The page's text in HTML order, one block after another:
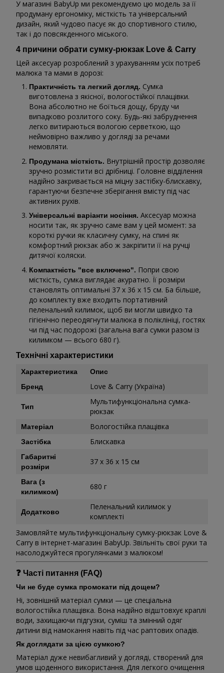
У магазині BabyUp ми рекомендуємо цю модель за її
продуману ергономіку, місткість та універсальний
дизайн, який чудово пасує як до спортивного стилю,
так і до повсякденного міського.
4 причини обрати сумку-рюкзак Love & Carry
Цей аксесуар розроблений з урахуванням усіх потреб
малюка та мами в дорозі:
Практичність та легкий догляд. Сумка
виготовлена з якісної, вологостійкої плащівки.
Вона абсолютно не боїться дощу, бруду чи
випадково розлитого соку. Будь-які забруднення
легко витираються вологою серветкою, що
неймовірно важливо у догляді за речами
немовляти.
Продумана місткість. Внутрішній простір дозволяє
зручно розмістити всі дрібниці. Головне відділення
надійно закривається на міцну застібку-блискавку,
гарантуючи безпечне зберігання вмісту під час
активних рухів.
Універсальні варіанти носіння. Аксесуар можна
носити так, як зручно саме вам у цей момент: за
короткі ручки як класичну сумку, на спині як
комфортний рюкзак або ж закріпити її на ручці
дитячої коляски.
Компактність "все включено". Попри свою
місткість, сумка виглядає акуратно. Її розміри
становлять оптимальні 37 х 36 х 15 см. Ба більше,
до комплекту вже входить портативний
пеленальний килимок, щоб ви могли швидко та
гігієнічно переодягнути малюка в поліклініці, гостях
чи під час подорожі (загальна вага сумки разом із
килимком — всього 680 г).
Технічні характеристики
Характеристика
Опис
Бренд
Love & Carry (Україна)
Тип
Мультифункціональна сумка-
рюкзак
Матеріал Вологостійка плащівка
Застібка Блискавка
Габаритні
розміри
37 х 36 х 15 см
Вага (з
килимком)
680 г
Додатково
Пеленальний килимок у
комплекті
Замовляйте мультифункціональну сумку-рюкзак Love &
Carry в інтернет-магазині BabyUp. Звільніть свої руки та
насолоджуйтеся прогулянками з малюком!
❓ Часті питання (FAQ)
Чи не буде сумка промокати під дощем?
Ні, зовнішній матеріал сумки — це спеціальна
вологостійка плащівка. Вона надійно відштовхує краплі
води, захищаючи підгузки, суміш та змінний одяг
дитини від намокання навіть під час раптових опадів.
Як доглядати за цією сумкою?
Матеріал дуже невибагливий у догляді, створений для
умов щоденного використання. Для легкого очищення